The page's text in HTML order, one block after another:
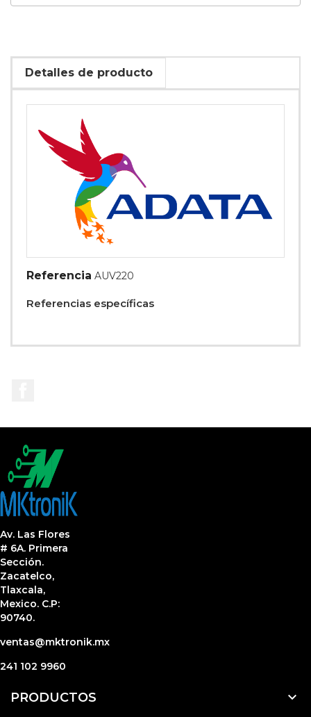
Detalles de producto
Referencia AUV220
Referencias específicas
Av. Las Flores
# 6A. Primera
Sección.
Zacatelco,
Tlaxcala,
Mexico. C.P:
90740.
ventas@mktronik.mx
241 102 9960
PRODUCTOS 